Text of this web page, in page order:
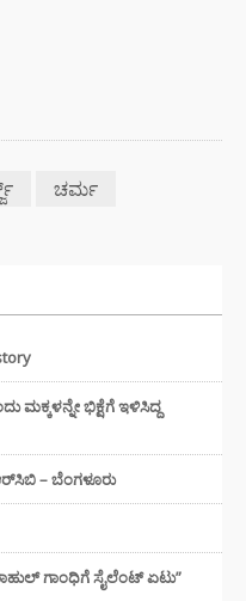
ಚರ್ಮ
ಮಕ್ಕಳನ್ನೇ ಭಿಕ್ಷೆಗೆ ಇಳಿಸಿದ್ದ
– ಬೆಂಗಳೂರು
ಗಾಂಧಿಗೆ ಸೈಲೆಂಟ್ ಏಟು”